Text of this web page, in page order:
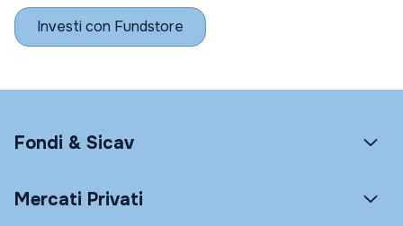
Investi con Fundstore
Fondi & Sicav
Mercati Privati